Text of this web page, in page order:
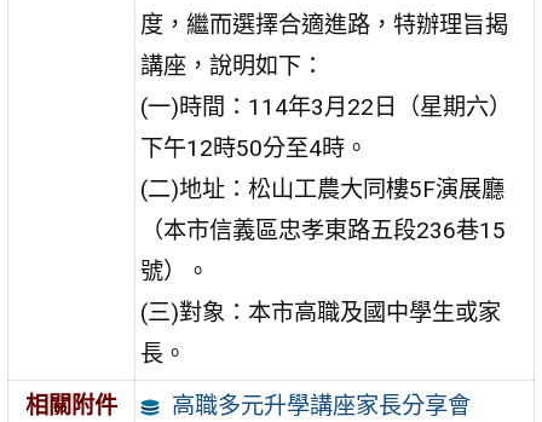
度，繼而選擇合適進路，特辦理旨揭
講座，說明如下：
(一)時間：114年3月22日（星期六）
下午12時50分至4時。
(二)地址：松山工農大同樓5F演展廳
（本市信義區忠孝東路五段236巷15
號）。
(三)對象：本市高職及國中學生或家
長。
相關附件
高職多元升學講座家長分享會